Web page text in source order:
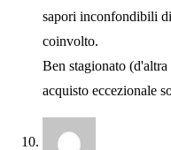
sapori inconfondibili
coinvolto.
Ben stagionato
acquisto eccezionale